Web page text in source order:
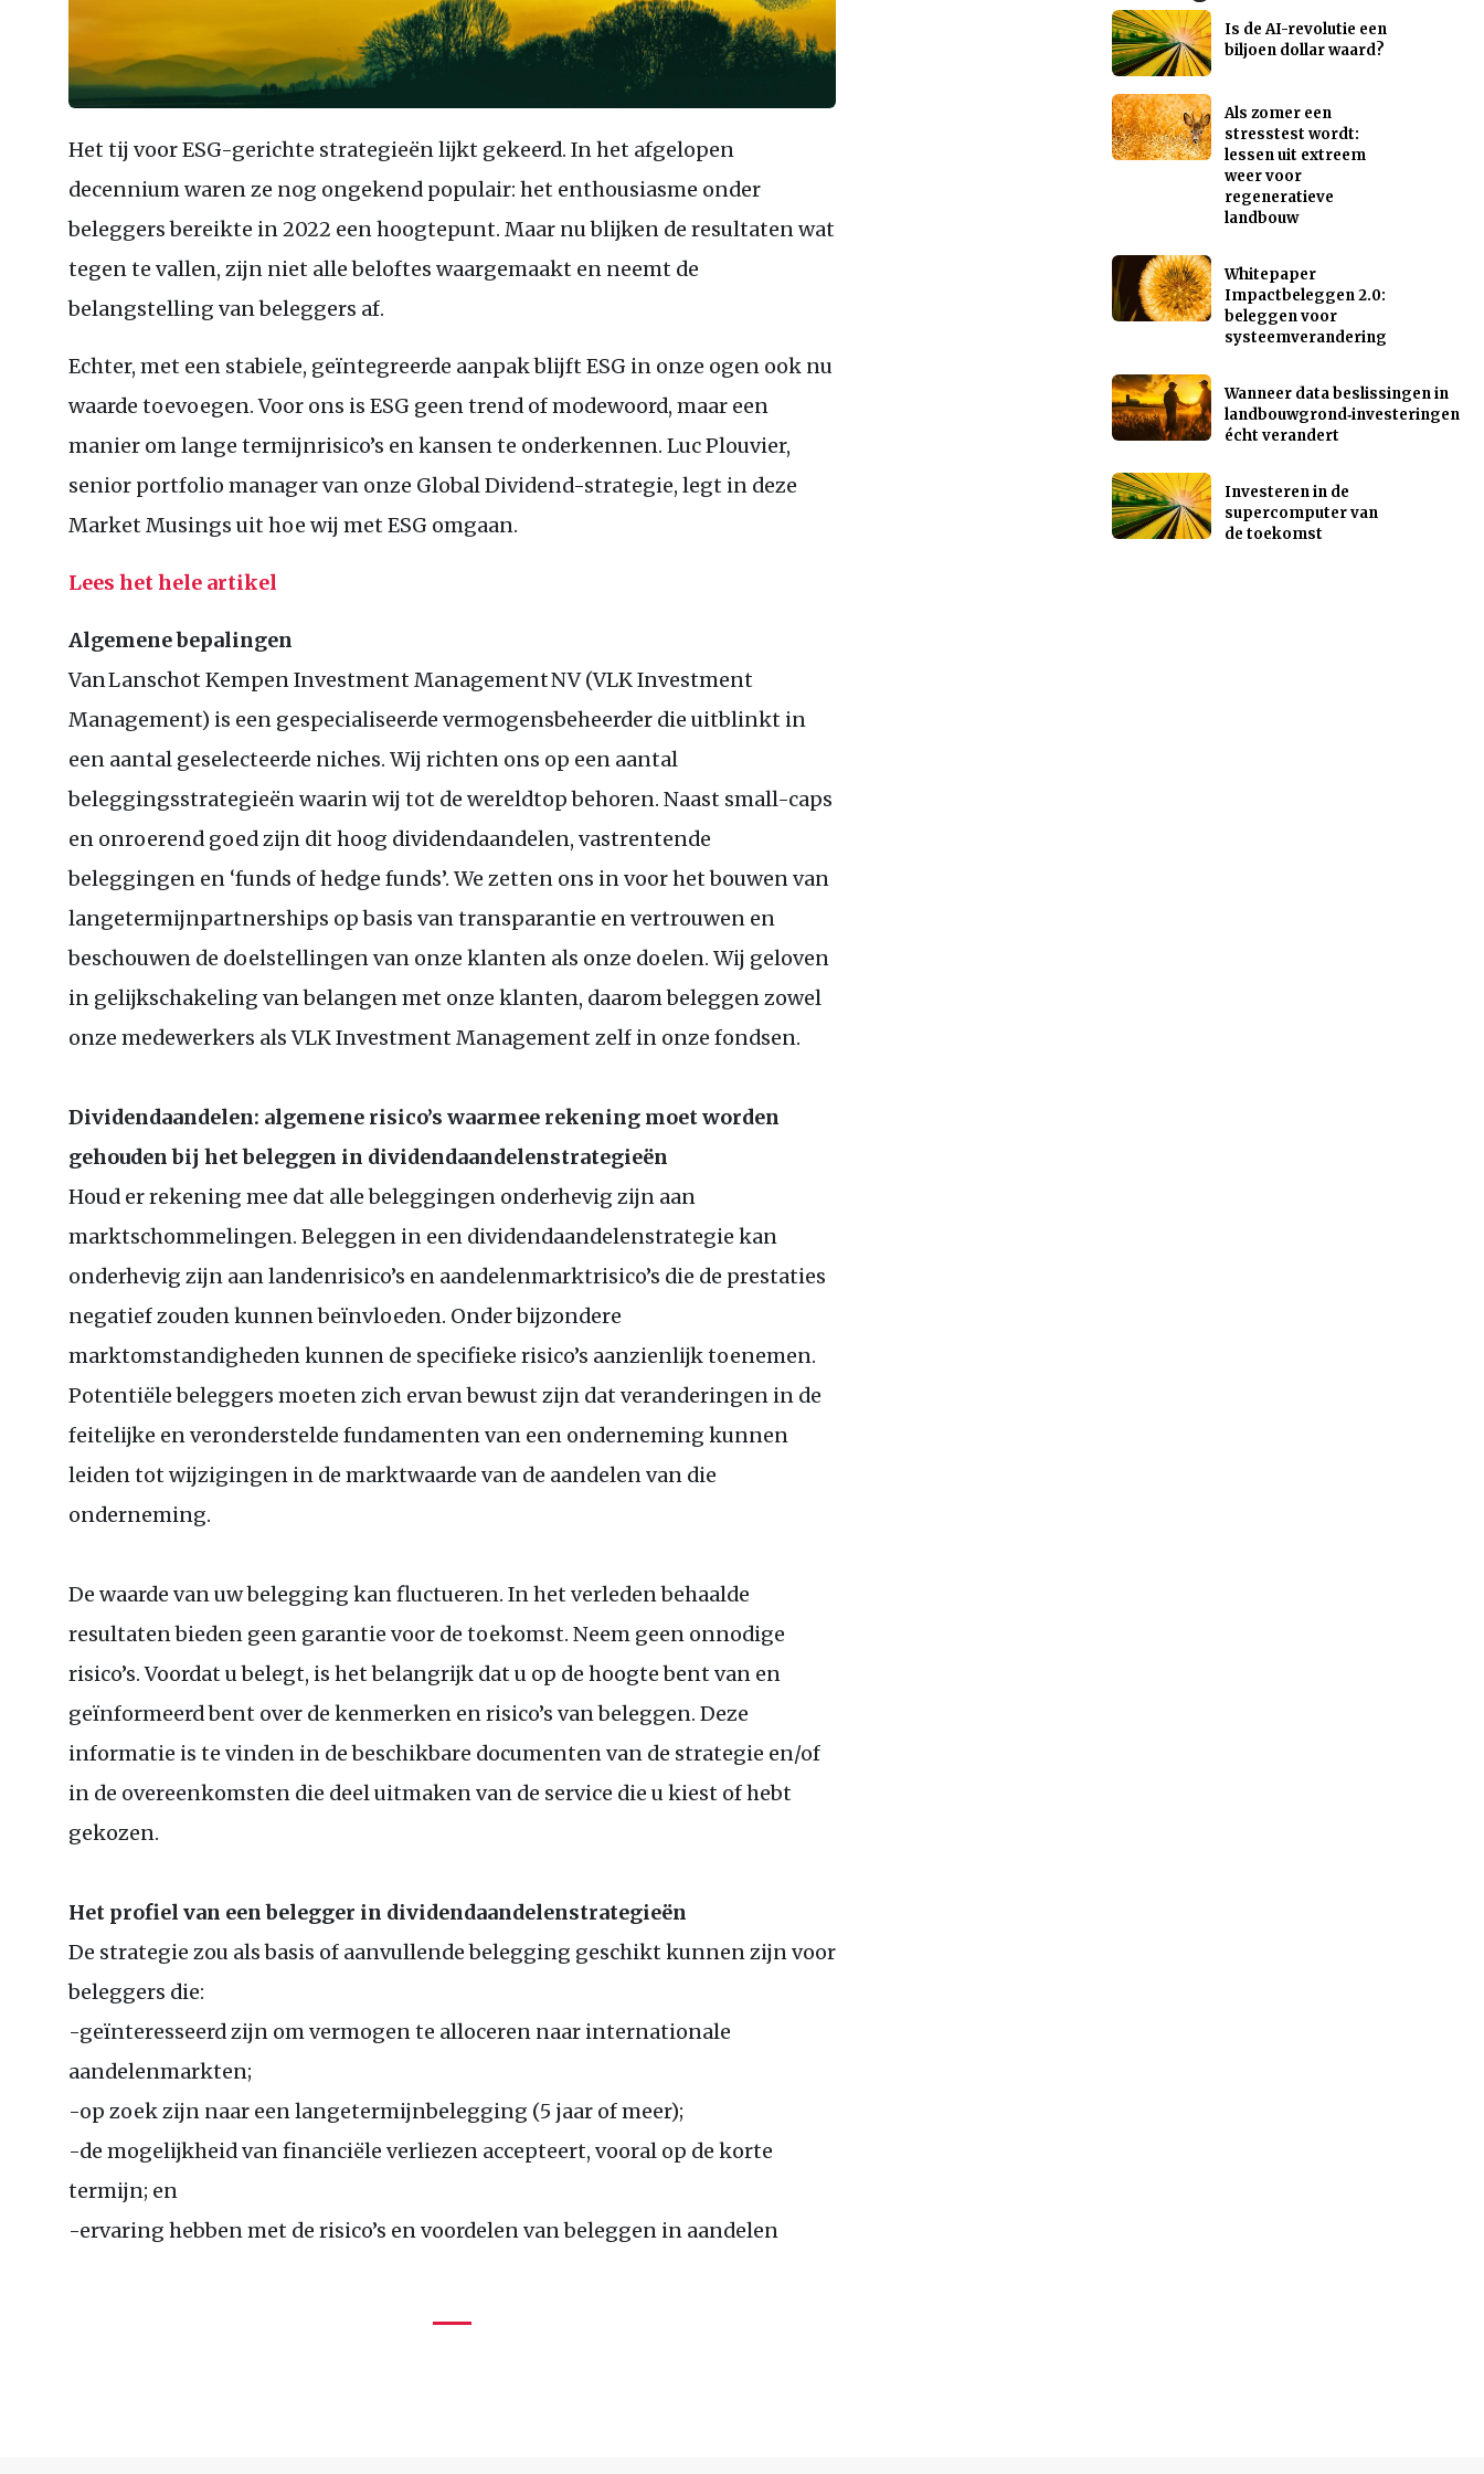
Het tij voor ESG-gerichte strategieën lijkt gekeerd. In het afgelopen
decennium waren ze nog ongekend populair: het enthousiasme onder
beleggers bereikte in 2022 een hoogtepunt. Maar nu blijken de resultaten wat
tegen te vallen, zijn niet alle beloftes waargemaakt en neemt de
belangstelling van beleggers af.
Echter, met een stabiele, geïntegreerde aanpak blijft ESG in onze ogen ook nu
waarde toevoegen. Voor ons is ESG geen trend of modewoord, maar een
manier om lange termijnrisico’s en kansen te onderkennen. Luc Plouvier,
senior portfolio manager van onze Global Dividend-strategie, legt in deze
Market Musings uit hoe wij met ESG omgaan.
Lees het hele artikel
Algemene bepalingen
Van Lanschot Kempen Investment Management NV (VLK Investment
Management) is een gespecialiseerde vermogensbeheerder die uitblinkt in
een aantal geselecteerde niches. Wij richten ons op een aantal
beleggingsstrategieën waarin wij tot de wereldtop behoren. Naast small-caps
en onroerend goed zijn dit hoog dividendaandelen, vastrentende
beleggingen en ‘funds of hedge funds’. We zetten ons in voor het bouwen van
langetermijnpartnerships op basis van transparantie en vertrouwen en
beschouwen de doelstellingen van onze klanten als onze doelen. Wij geloven
in gelijkschakeling van belangen met onze klanten, daarom beleggen zowel
onze medewerkers als VLK Investment Management zelf in onze fondsen.
Dividendaandelen: algemene risico’s waarmee rekening moet worden
gehouden bij het beleggen in dividendaandelenstrategieën
Houd er rekening mee dat alle beleggingen onderhevig zijn aan
marktschommelingen. Beleggen in een dividendaandelenstrategie kan
onderhevig zijn aan landenrisico’s en aandelenmarktrisico’s die de prestaties
negatief zouden kunnen beïnvloeden. Onder bijzondere
marktomstandigheden kunnen de specifieke risico’s aanzienlijk toenemen.
Potentiële beleggers moeten zich ervan bewust zijn dat veranderingen in de
feitelijke en veronderstelde fundamenten van een onderneming kunnen
leiden tot wijzigingen in de marktwaarde van de aandelen van die
onderneming.
De waarde van uw belegging kan fluctueren. In het verleden behaalde
resultaten bieden geen garantie voor de toekomst. Neem geen onnodige
risico’s. Voordat u belegt, is het belangrijk dat u op de hoogte bent van en
geïnformeerd bent over de kenmerken en risico’s van beleggen. Deze
informatie is te vinden in de beschikbare documenten van de strategie en/of
in de overeenkomsten die deel uitmaken van de service die u kiest of hebt
gekozen.
Het profiel van een belegger in dividendaandelenstrategieën
De strategie zou als basis of aanvullende belegging geschikt kunnen zijn voor
beleggers die:
-geïnteresseerd zijn om vermogen te alloceren naar internationale
aandelenmarkten;
-op zoek zijn naar een langetermijnbelegging (5 jaar of meer);
-de mogelijkheid van financiële verliezen accepteert, vooral op de korte
termijn; en
-ervaring hebben met de risico’s en voordelen van beleggen in aandelen
Is de AI-revolutie een
biljoen dollar waard?
Als zomer een
stresstest wordt:
lessen uit extreem
weer voor
regeneratieve
landbouw
Whitepaper
Impactbeleggen 2.0:
beleggen voor
systeemverandering
Wanneer data beslissingen in
landbouwgrond‑investeringen
écht verandert
Investeren in de
supercomputer van
de toekomst